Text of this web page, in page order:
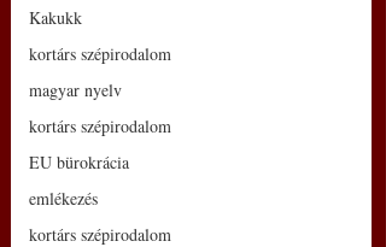
Kakukk
kortárs szépirodalom
magyar nyelv
kortárs szépirodalom
EU bürokrácia
emlékezés
kortárs szépirodalom